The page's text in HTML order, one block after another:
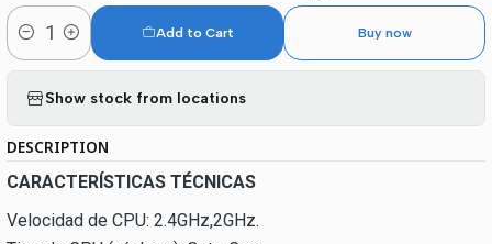
Quantity
Add to Cart Buy now
Show stock from locations
DESCRIPTION
CARACTERÍSTICAS TÉCNICAS
Velocidad de CPU: 2.4GHz,2GHz.